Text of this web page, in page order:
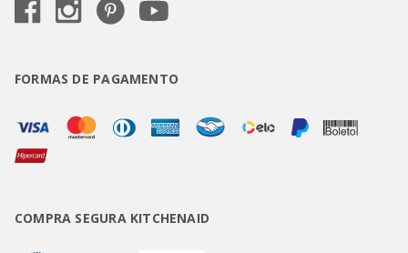
FORMAS DE PAGAMENTO
COMPRA SEGURA KITCHENAID